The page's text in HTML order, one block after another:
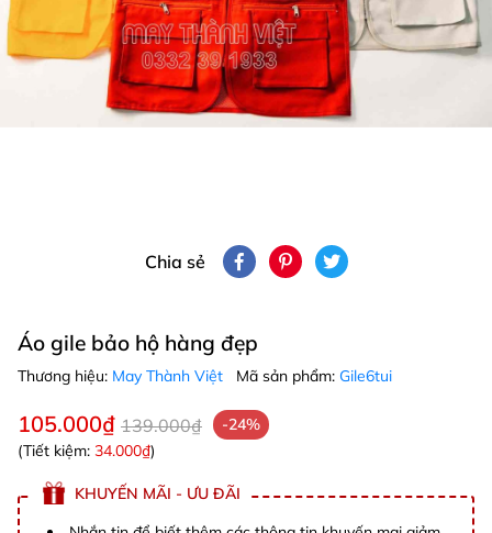
Chia sẻ
Áo gile bảo hộ hàng đẹp
Thương hiệu: May Thành Việt Mã sản phẩm: Gile6tui
105.000₫ 139.000₫
-24%
(Tiết kiệm: 34.000₫)
KHUYẾN MÃI - ƯU ĐÃI